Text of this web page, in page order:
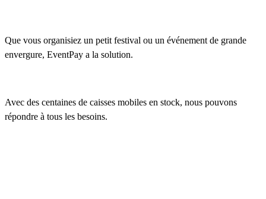
Que vous organisiez un petit festival ou un événement de grande
envergure, EventPay a la solution.
Avec des centaines de caisses mobiles en stock, nous pouvons
répondre à tous les besoins.